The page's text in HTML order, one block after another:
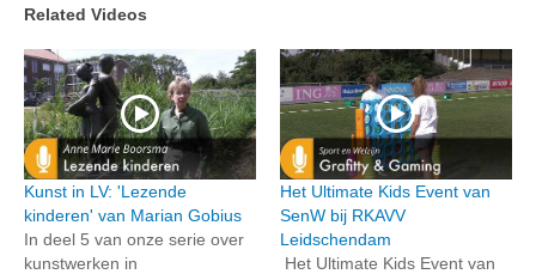
Related Videos
Kunst in LV: 'Lezende
kinderen' van Marian Gobius
In deel 5 van onze serie over
kunstwerken in
Het Ultimate Kids Event van
SenW bij RKAVV
Leidschendam
Het Ultimate Kids Event van